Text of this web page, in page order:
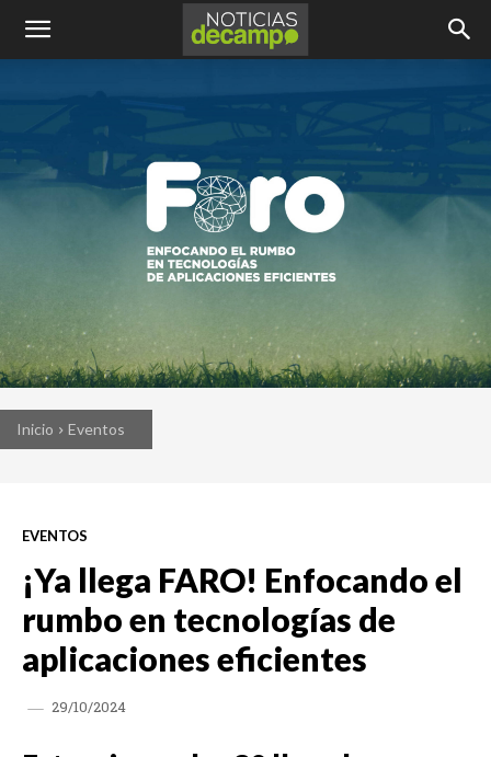
Inicio Eventos
EVENTOS
¡Ya llega FARO! Enfocando el
rumbo en tecnologías de
aplicaciones eficientes
29/10/2024